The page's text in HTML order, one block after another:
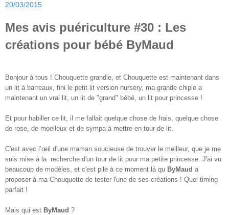
20/03/2015
Mes avis puériculture #30 : Les
créations pour bébé ByMaud
Bonjour à tous ! Chouquette grandie, et Chouquette est maintenant dans
un lit à barreaux, fini le petit lit version nursery, ma grande chipie a
maintenant un vrai lit, un lit de "grand" bébé, un lit pour princesse !
Et pour habiller ce lit, il me fallait quelque chose de frais, quelque chose
de rose, de moelleux et de sympa à mettre en tour de lit.
C'est avec l’œil d'une maman soucieuse de trouver le meilleur, que je me
suis mise à la recherche d'un tour de lit pour ma petite princesse. J'ai vu
beaucoup de modèles, et c'est pile à ce moment là qu ByMaud a
proposer à ma Chouquette de tester l'une de ses créations ! Quel timing
parfait !
Mais qui est ByMaud ?